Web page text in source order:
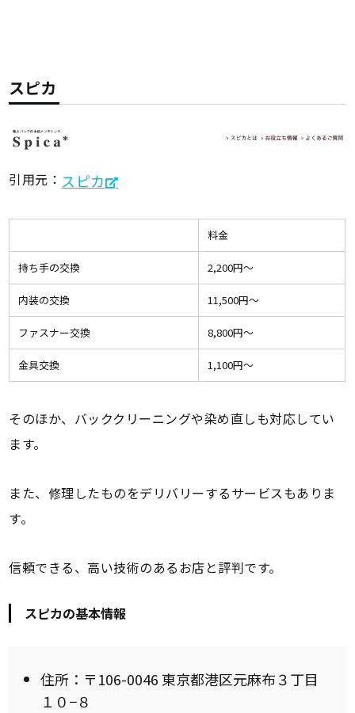
スピカ
引用元： スピカ
料金
持ち手の交換 2,200円〜
内装の交換 11,500円〜
ファスナー交換 8,800円〜
金具交換 1,100円〜
そのほか、バッククリーニングや染め直しも対応してい
ます。
また、修理したものをデリバリーするサービスもありま
す。
信頼できる、高い技術のあるお店と評判です。
スピカの基本情報
住所：〒106-0046 東京都港区元麻布３丁目
１０−８